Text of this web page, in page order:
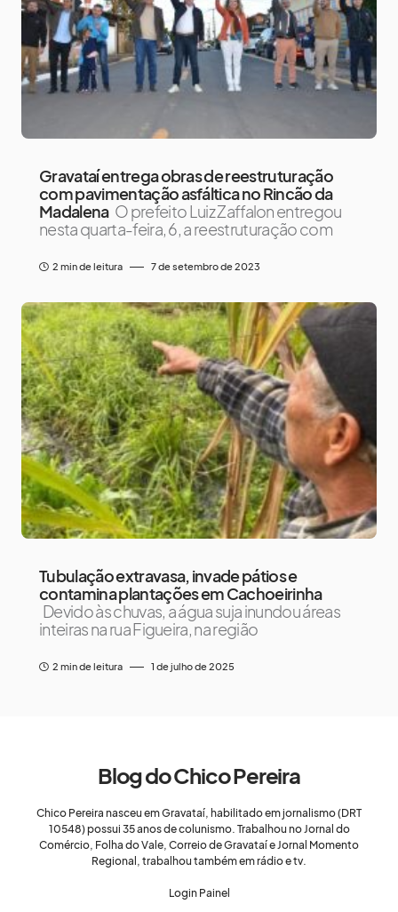
Gravataí entrega obras de reestruturação
com pavimentação asfáltica no Rincão da
Madalena O prefeito Luiz Zaffalon entregou
nesta quarta-feira, 6, a reestruturação com
2 min de leitura 7 de setembro de 2023
Tubulação extravasa, invade pátios e
contamina plantações em Cachoeirinha
Devido às chuvas, a água suja inundou áreas
inteiras na rua Figueira, na região
2 min de leitura 1 de julho de 2025
Blog do Chico Pereira
Chico Pereira nasceu em Gravataí, habilitado em jornalismo (DRT
10548) possui 35 anos de colunismo. Trabalhou no Jornal do
Comércio, Folha do Vale, Correio de Gravataí e Jornal Momento
Regional, trabalhou também em rádio e tv.
Login Painel